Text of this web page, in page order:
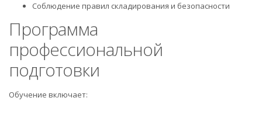
Соблюдение правил складирования и безопасности
Программа
профессиональной
подготовки
Обучение включает: